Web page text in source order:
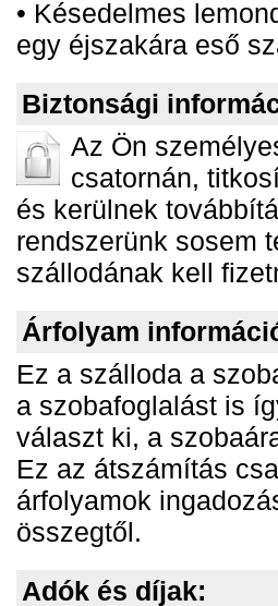
• Késedelmes
egy éjszakára eső
Biztonsági
Az Ön
csatornán,
és kerülnek
rendszerünk sosem
szállodának kell
Árfolyam
Ez a szálloda a
a szobafoglalást is
választ ki, a
Ez az átszámítás
árfolyamok
összegtől.
Adók és díjak: